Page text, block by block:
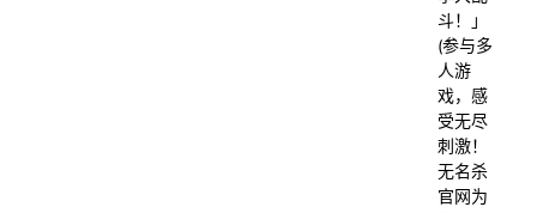
斗！」
(参与多
人游
戏，感
受无尽
刺激！
无名杀
官网为